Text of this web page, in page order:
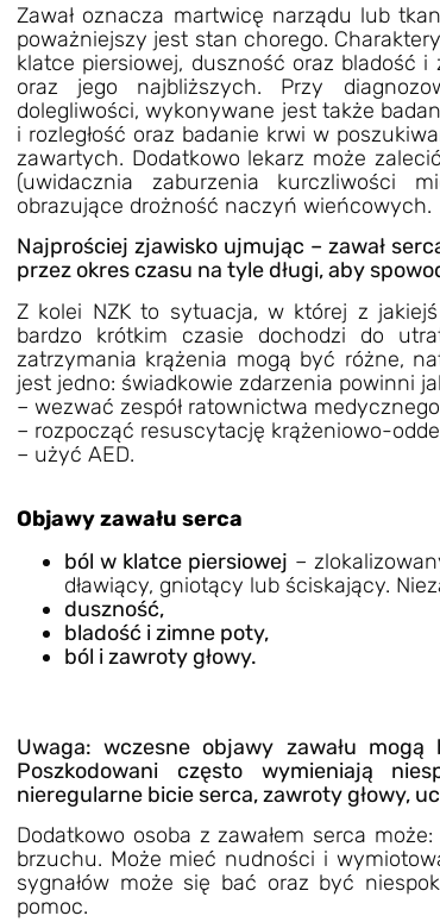
Zawał oznacza martwicę narządu lub
poważniejszy jest stan chorego.
klatce piersiowej, duszność oraz bladość
oraz jego najbliższych. Przy
dolegliwości, wykonywane jest także
i rozległość oraz badanie krwi w
zawartych. Dodatkowo lekarz może
(uwidacznia zaburzenia kurczliwości
obrazujące drożność naczyń wieńcowych.
Najprościej zjawisko ujmując – zawał
przez okres czasu na tyle długi, aby
Z kolei NZK to sytuacja, w której z
bardzo krótkim czasie dochodzi do
zatrzymania krążenia mogą być różne,
jest jedno: świadkowie zdarzenia powinni
– wezwać zespół ratownictwa
– rozpocząć resuscytację krążeniowo-
– użyć AED.
Objawy zawału serca
ból w klatce piersiowej –
dławiący, gniotący lub ściskający.
duszność,
bladość i zimne poty,
ból i zawroty głowy.
Uwaga: wczesne objawy zawału
Poszkodowani często wymieniają
nieregularne bicie serca, zawroty głowy,
Dodatkowo osoba z zawałem serca
brzuchu. Może mieć nudności i
sygnałów może się bać oraz być
pomoc.